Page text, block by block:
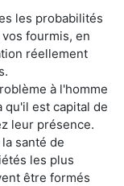
les probabilités
fourmis, en
réellement
à l'homme
qu'il est capital de
leur présence.
santé de
les plus
être formés